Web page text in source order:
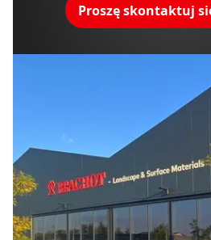
Proszę skontaktuj